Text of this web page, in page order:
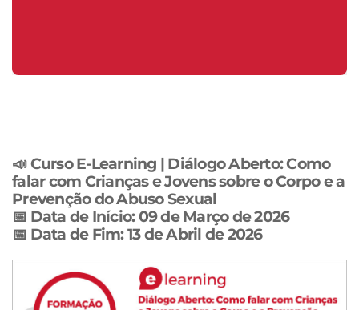
📣Curso E-Learning | Diálogo Aberto: Como
falar com Crianças e Jovens sobre o Corpo e a
Prevenção do Abuso Sexual
📅 Data de Início: 09 de Março de 2026
📅 Data de Fim: 13 de Abril de 2026